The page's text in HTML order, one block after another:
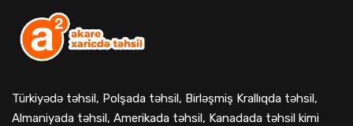
Türkiyədə təhsil, Polşada təhsil, Birləşmiş Krallıqda təhsil,
Almaniyada təhsil, Amerikada təhsil, Kanadada təhsil kimi